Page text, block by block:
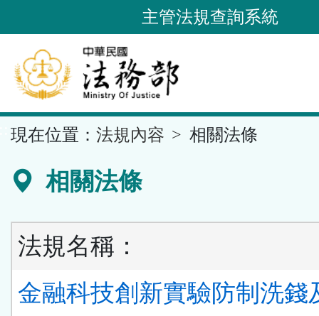
到
要
內
容
區
主管法規查詢系統
現在位置： 法規內容 相關法條
相關法條
法規名稱：
金融科技創新實驗防制洗錢